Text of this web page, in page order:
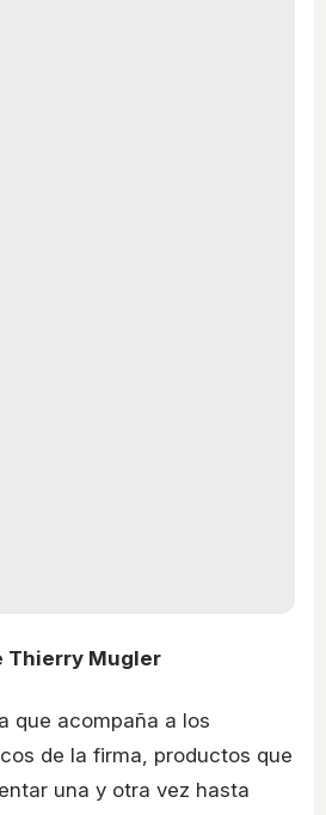
Thierry Mugler
que acompaña a los
de la firma, productos que
una y otra vez hasta